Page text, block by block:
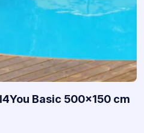
Basic 500×150 cm